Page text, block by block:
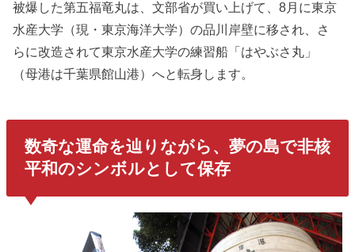
被爆した第五福竜丸は、文部省が買い上げて、8月に東京
水産大学（現・東京海洋大学）の品川岸壁に移され、さ
らに改造されて東京水産大学の練習船「はやぶさ丸」
（母港は千葉県館山港）へと転身します。
数奇な運命を辿りながら、夢の島で非核
平和のシンボルとして保存